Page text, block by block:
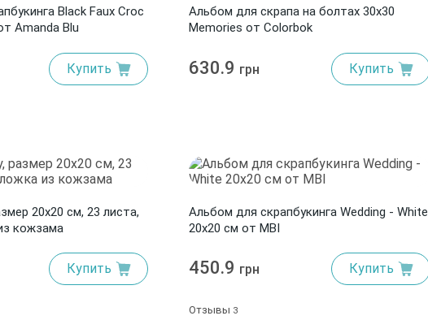
Black Faux Croc
Amanda Blu
Купить
Альбом для скрапа на болтах 30x30
Memories от Colorbok
630.9 грн Купить
20х20 см, 23 листа,
кожзама
Купить
Альбом для скрапбукинга Wedding - White
20x20 см от MBI
450.9 грн Купить
Отзывы 3